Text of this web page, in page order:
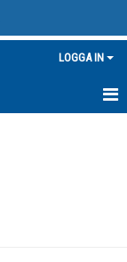
LOGGA IN